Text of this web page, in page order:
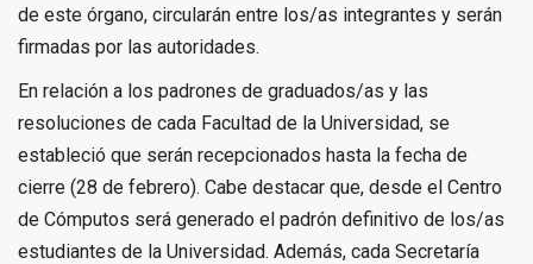
de este órgano, circularán entre los/as integrantes y serán
firmadas por las autoridades.
En relación a los padrones de graduados/as y las
resoluciones de cada Facultad de la Universidad, se
estableció que serán recepcionados hasta la fecha de
cierre (28 de febrero). Cabe destacar que, desde el Centro
de Cómputos será generado el padrón definitivo de los/as
estudiantes de la Universidad. Además, cada Secretaría